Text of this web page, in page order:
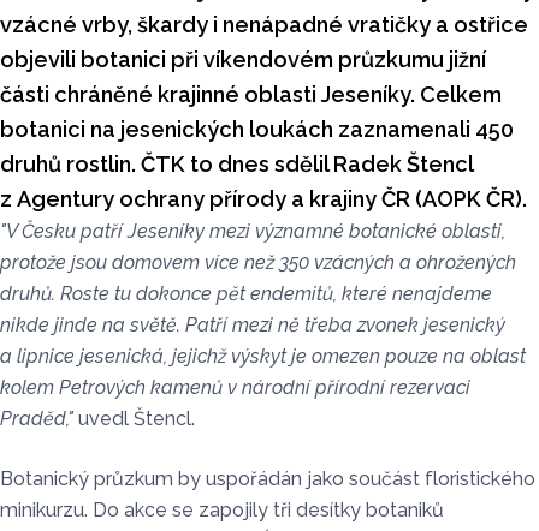
vzácné vrby, škardy i nenápadné vratičky a ostřice
objevili botanici při víkendovém průzkumu jižní
části chráněné krajinné oblasti Jeseníky. Celkem
botanici na jesenických loukách zaznamenali 450
druhů rostlin. ČTK to dnes sdělil Radek Štencl
z Agentury ochrany přírody a krajiny ČR (AOPK ČR).
"V Česku patří Jeseníky mezi významné botanické oblasti,
protože jsou domovem více než 350 vzácných a ohrožených
druhů. Roste tu dokonce pět endemitů, které nenajdeme
nikde jinde na světě. Patří mezi ně třeba zvonek jesenický
a lipnice jesenická, jejichž výskyt je omezen pouze na oblast
kolem Petrových kamenů v národní přírodní rezervaci
Praděd," uvedl Štencl.
Botanický průzkum by uspořádán jako součást floristického
minikurzu. Do akce se zapojily tři desítky botaniků